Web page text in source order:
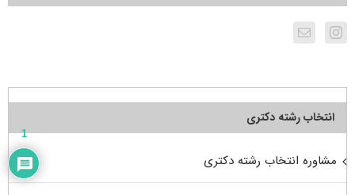
انتخاب رشته دکتری
مشاوره انتخاب رشته دکتری
1